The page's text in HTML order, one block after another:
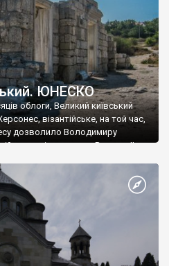
ЮНЕСКО
облоги, Великий київський
візантійське, на той час,
дозволило Володимиру
імператору Василю ІІ, та
став Василем-християнином.
На честь Херсонесу Таврійського